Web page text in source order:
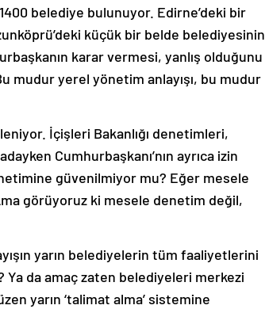
belediye bulunuyor. Edirne’deki bir
küçük bir belde belediyesinin
karar vermesi, yanlış olduğunu
mudur yerel yönetim anlayışı, bu mudur
İçişleri Bakanlığı denetimleri,
Cumhurbaşkanı’nın ayrıca izin
güvenilmiyor mu? Eğer mesele
görüyoruz ki mesele denetim değil,
yarın belediyelerin tüm faaliyetlerini
da amaç zaten belediyeleri merkezi
yarın ‘talimat alma’ sistemine